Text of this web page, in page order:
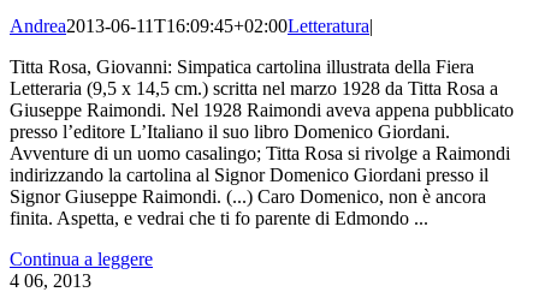
Andrea2013-06-11T16:09:45+02:00Letteratura|
Titta Rosa, Giovanni: Simpatica cartolina illustrata della Fiera
Letteraria (9,5 x 14,5 cm.) scritta nel marzo 1928 da Titta Rosa a
Giuseppe Raimondi. Nel 1928 Raimondi aveva appena pubblicato
presso l’editore L’Italiano il suo libro Domenico Giordani.
Avventure di un uomo casalingo; Titta Rosa si rivolge a Raimondi
indirizzando la cartolina al Signor Domenico Giordani presso il
Signor Giuseppe Raimondi. (...) Caro Domenico, non è ancora
finita. Aspetta, e vedrai che ti fo parente di Edmondo ...
Continua a leggere
4 06, 2013